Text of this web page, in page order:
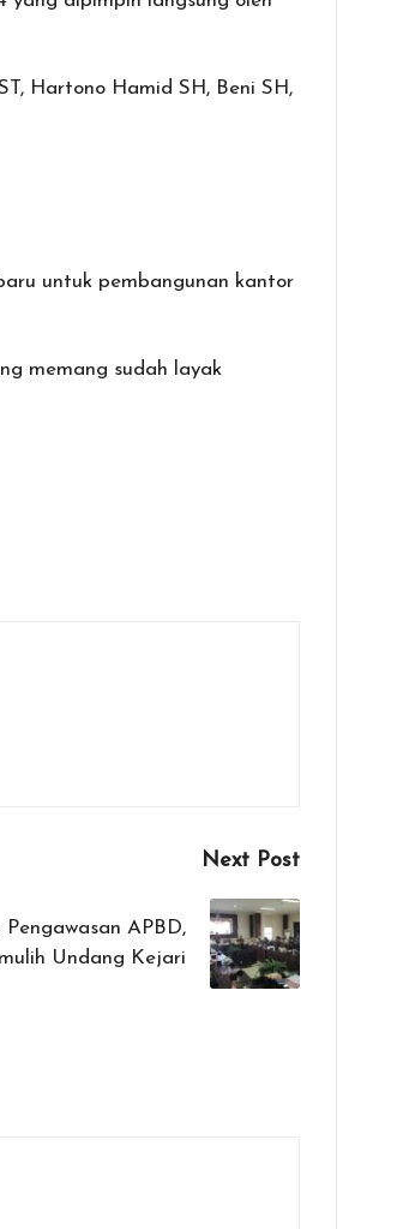
Hartono Hamid SH, Beni SH,
untuk pembangunan kantor
memang sudah layak
Next Post
APBD,
Undang Kejari